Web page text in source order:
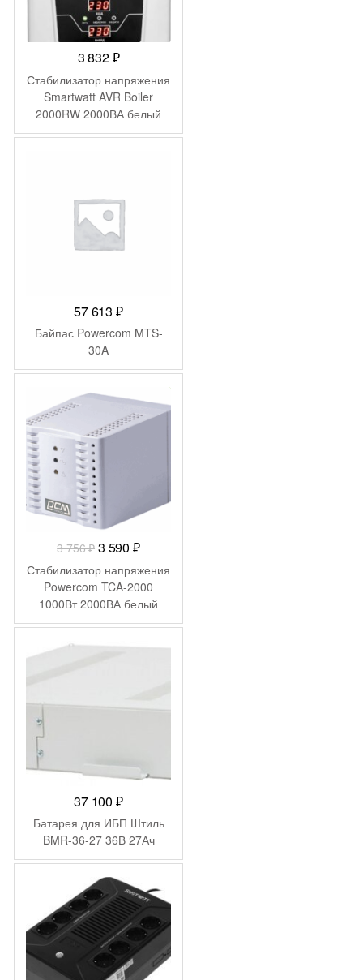
3 832₽
Стабилизатор напряжения
Smartwatt AVR Boiler
2000RW 2000ВА белый
57 613₽
Байпас Powercom MTS-
30A
3 756₽ Первоначальная
цена
составляла
3
756 ₽.
3 590 ₽Текущая
цена:
3
590 ₽.
Стабилизатор напряжения
Powercom TCA-2000
1000Вт 2000ВА белый
37 100₽
Батарея для ИБП Штиль
BMR-36-27 36В 27Ач